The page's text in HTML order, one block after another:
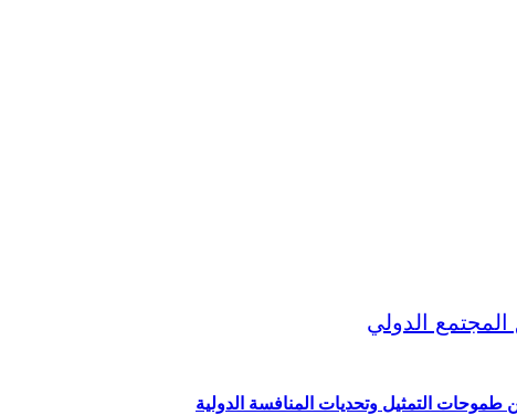
طموحات التمثيل وتحديات المنافسة الدولية